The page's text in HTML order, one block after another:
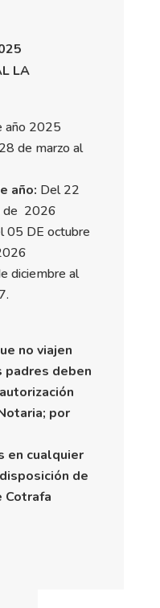
LA
año 2025
de marzo al
año: Del 22
de 2026
05 DE octubre
diciembre al
no viajen
padres deben
por
en cualquier
de
Cotrafa